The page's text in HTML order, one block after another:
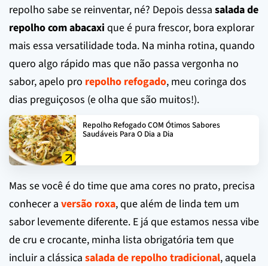
repolho sabe se reinventar, né? Depois dessa salada de
repolho com abacaxi que é pura frescor, bora explorar
mais essa versatilidade toda. Na minha rotina, quando
quero algo rápido mas que não passa vergonha no
sabor, apelo pro repolho refogado, meu coringa dos
dias preguiçosos (e olha que são muitos!).
Repolho Refogado COM Ótimos Sabores
Saudáveis Para O Dia a Dia
Mas se você é do time que ama cores no prato, precisa
conhecer a versão roxa, que além de linda tem um
sabor levemente diferente. E já que estamos nessa vibe
de cru e crocante, minha lista obrigatória tem que
incluir a clássica salada de repolho tradicional, aquela